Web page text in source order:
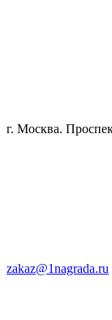
г. Москва.
zakaz@1nagrada.ru